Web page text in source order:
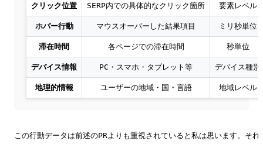
クリック位置 SERP内での具体的なクリック箇所 要素レベル
ホバー行動 マウスオーバーした結果項目 ミリ秒単位
滞在時間 各ページでの滞在時間 秒単位
デバイス情報 PC・スマホ・タブレット等 デバイス種別
地理的情報 ユーザーの地域・国・言語 地域レベル
この行動データは前述のPRよりも重視されていると私は思います。そ